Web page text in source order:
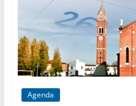
Agenda